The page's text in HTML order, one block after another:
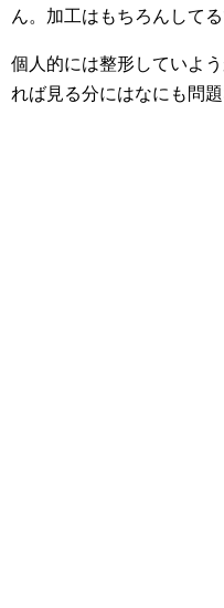
ん。加工はもちろんして
個人的には整形していよ
れば見る分にはなにも問